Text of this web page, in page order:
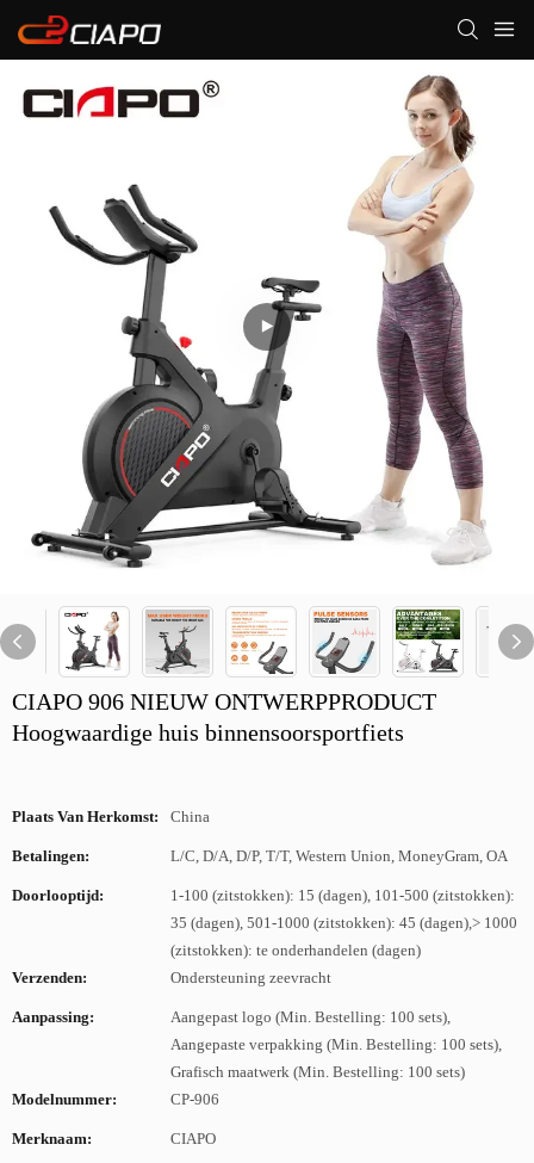
CIAPO 906 NIEUW ONTWERPPRODUCT
Hoogwaardige huis binnensoorsportfiets
Plaats Van Herkomst: China
Betalingen: L/C, D/A, D/P, T/T, Western Union, MoneyGram, OA
Doorlooptijd:
1-100 (zitstokken): 15 (dagen), 101-500 (zitstokken):
35 (dagen), 501-1000 (zitstokken): 45 (dagen),> 1000
(zitstokken): te onderhandelen (dagen)
Verzenden:
Ondersteuning zeevracht
Aanpassing:
Aangepast logo (Min. Bestelling: 100 sets),
Aangepaste verpakking (Min. Bestelling: 100 sets),
Grafisch maatwerk (Min. Bestelling: 100 sets)
Modelnummer:
CP-906
Merknaam: CIAPO